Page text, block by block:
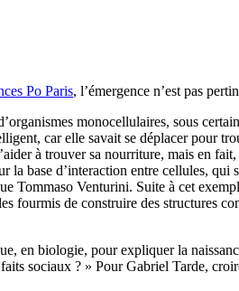
Po Paris, l’émergence n’est pas
monocellulaires, sous
car elle savait se déplacer pour
à trouver sa nourriture, mais en
base d’interaction entre cellules,
Tommaso Venturini. Suite à cet
fourmis de construire des structures
en biologie, pour expliquer la
sociaux ? » Pour Gabriel Tarde,